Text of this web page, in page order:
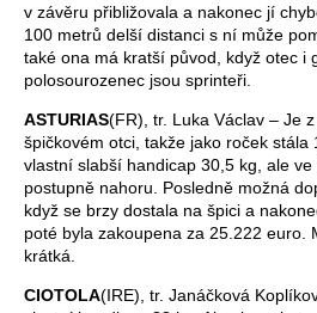
v závěru přibližovala a nakonec jí
100 metrů delší distanci s ní může
také ona má kratší původ, když otec i
polosourozenec jsou sprinteři.
ASTURIAS(FR), tr. Luka Václav – Je
špičkovém otci, takže jako roček stála
vlastní slabší handicap 30,5 kg, ale
postupně nahoru. Posledně možná
když se brzy dostala na špici a
poté byla zakoupena za 25.222 euro.
krátká.
CIOTOLA(IRE), tr. Janáčková